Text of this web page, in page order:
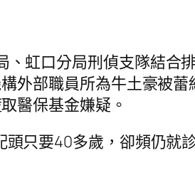
、虹口分局刑偵支隊結合
外部職員所為牛土豪被
醫保基金嫌疑。
只要40多歲，卻頻仍就